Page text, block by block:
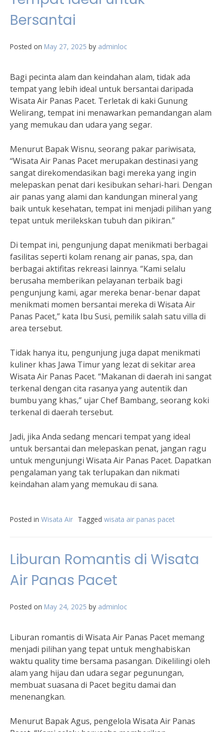
Bersantai
Posted on May 27, 2025 by adminloc
Bagi pecinta alam dan keindahan alam, tidak ada
tempat yang lebih ideal untuk bersantai daripada
Wisata Air Panas Pacet. Terletak di kaki Gunung
Welirang, tempat ini menawarkan pemandangan alam
yang memukau dan udara yang segar.
Menurut Bapak Wisnu, seorang pakar pariwisata,
“Wisata Air Panas Pacet merupakan destinasi yang
sangat direkomendasikan bagi mereka yang ingin
melepaskan penat dari kesibukan sehari-hari. Dengan
air panas yang alami dan kandungan mineral yang
baik untuk kesehatan, tempat ini menjadi pilihan yang
tepat untuk merilekskan tubuh dan pikiran.”
Di tempat ini, pengunjung dapat menikmati berbagai
fasilitas seperti kolam renang air panas, spa, dan
berbagai aktifitas rekreasi lainnya. “Kami selalu
berusaha memberikan pelayanan terbaik bagi
pengunjung kami, agar mereka benar-benar dapat
menikmati momen bersantai mereka di Wisata Air
Panas Pacet,” kata Ibu Susi, pemilik salah satu villa di
area tersebut.
Tidak hanya itu, pengunjung juga dapat menikmati
kuliner khas Jawa Timur yang lezat di sekitar area
Wisata Air Panas Pacet. “Makanan di daerah ini sangat
terkenal dengan cita rasanya yang autentik dan
bumbu yang khas,” ujar Chef Bambang, seorang koki
terkenal di daerah tersebut.
Jadi, jika Anda sedang mencari tempat yang ideal
untuk bersantai dan melepaskan penat, jangan ragu
untuk mengunjungi Wisata Air Panas Pacet. Dapatkan
pengalaman yang tak terlupakan dan nikmati
keindahan alam yang memukau di sana.
Posted in Wisata Air Tagged wisata air panas pacet
Liburan Romantis di Wisata
Air Panas Pacet
Posted on May 24, 2025 by adminloc
Liburan romantis di Wisata Air Panas Pacet memang
menjadi pilihan yang tepat untuk menghabiskan
waktu quality time bersama pasangan. Dikelilingi oleh
alam yang hijau dan udara segar pegunungan,
membuat suasana di Pacet begitu damai dan
menenangkan.
Menurut Bapak Agus, pengelola Wisata Air Panas